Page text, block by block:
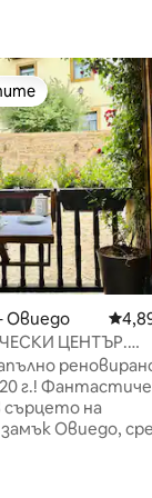
Овиедо
ЦЕНТЪР.
на
Овиедо,